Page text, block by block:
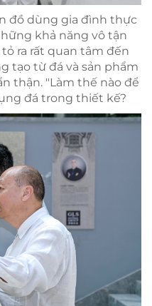
đồ dùng gia đình thực
khả năng vô tận
tỏ ra rất quan tâm đến
tạo từ đá và sản phẩm
thận. "Làm thế nào để
đá trong thiết kế?